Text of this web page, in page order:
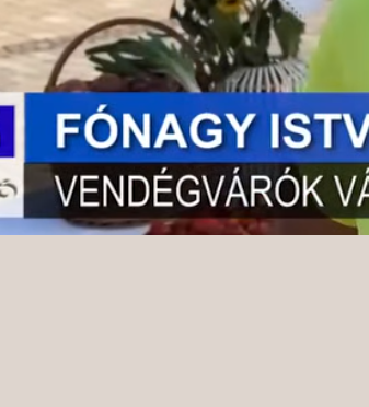
reményég békeimáját. A Váci
Egyházmegye szervezi idén a
Katolikus Társadalmi Napokat,
melynek fókuszába a családokat
helyezték.